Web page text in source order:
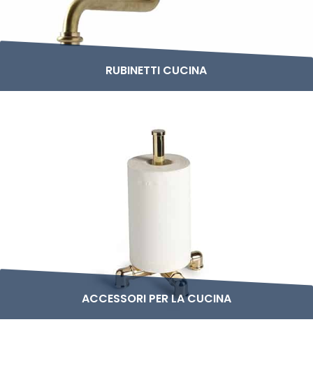
RUBINETTI CUCINA
ACCESSORI PER LA CUCINA